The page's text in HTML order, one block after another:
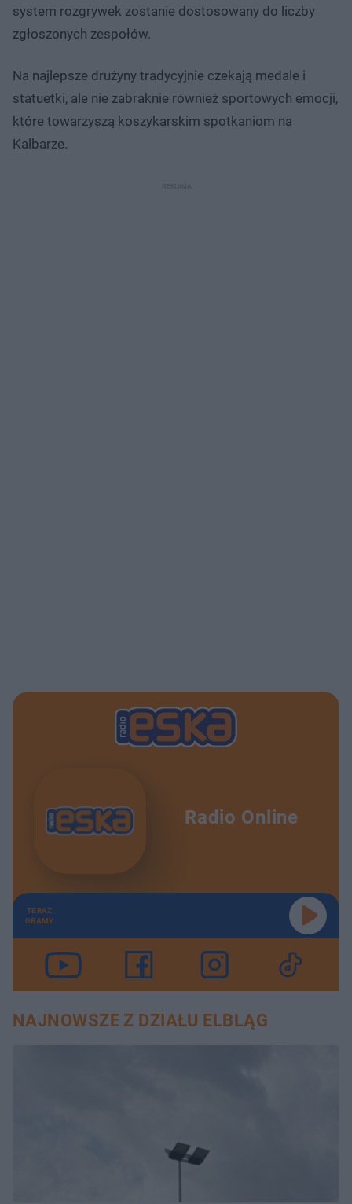
system rozgrywek zostanie dostosowany do liczby
zgłoszonych zespołów.
Na najlepsze drużyny tradycyjnie czekają medale i
statuetki, ale nie zabraknie również sportowych emocji,
które towarzyszą koszykarskim spotkaniom na
Kalbarze.
Radio Online
TERAZ
GRAMY
NAJNOWSZE Z DZIAŁU ELBLĄG